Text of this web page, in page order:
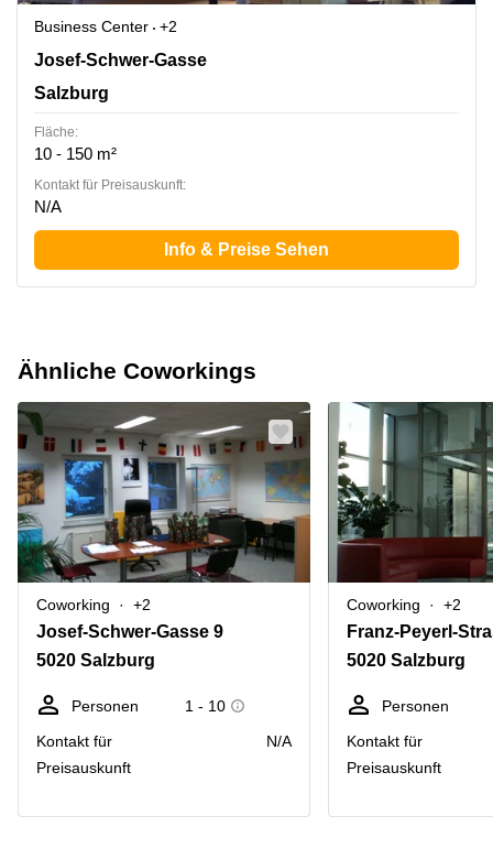
Business Center
+2
Josef-Schwer-Gasse 9a, Salzburg
Josef-Schwer-Gasse
Salzburg
Fläche:
10 - 150 m²
Kontakt für Preisauskunft:
N/A
Info & Preise Sehen
Ähnliche Coworkings
Coworking +2
Josef-Schwer-Gasse 9
5020 Salzburg
Personen
1 - 10
Kontakt für
Preisauskunft
N/A
Coworking +2
Franz-Peyerl-
5020 Salzburg
Personen
Kontakt für
Preisauskunft